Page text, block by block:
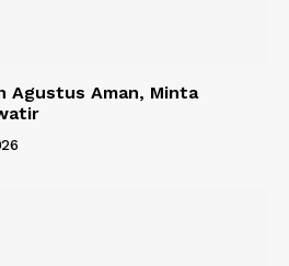
Agustus Aman, Minta